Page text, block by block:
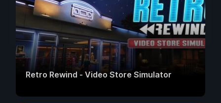
Retro Rewind - Video Store Simulator